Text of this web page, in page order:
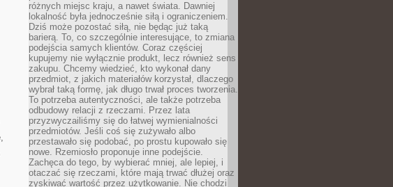
różnych miejsc kraju, a nawet świata. Dawniej
lokalność była jednocześnie siłą i ograniczeniem.
Dziś może pozostać siłą, nie będąc już taką
barierą. To, co szczególnie interesujące, to zmiana
podejścia samych klientów. Coraz częściej
kupujemy nie wyłącznie produkt, lecz również sens
zakupu. Chcemy wiedzieć, kto wykonał dany
przedmiot, z jakich materiałów korzystał, dlaczego
wybrał taką formę, jak długo trwał proces tworzenia.
To potrzeba autentyczności, ale także potrzeba
odbudowy relacji z rzeczami. Przez lata
przyzwyczailiśmy się do łatwej wymienialności
przedmiotów. Jeśli coś się zużywało albo
przestawało się podobać, po prostu kupowało się
nowe. Rzemiosło proponuje inne podejście.
Zachęca do tego, by wybierać mniej, ale lepiej, i
otaczać się rzeczami, które mają trwać dłużej oraz
zyskiwać wartość przez użytkowanie. Nie chodzi